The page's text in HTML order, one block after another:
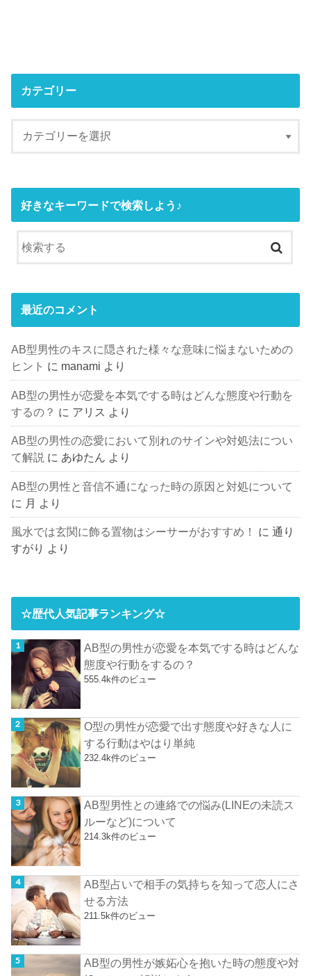
カテゴリー
好きなキーワードで検索しよう♪
最近のコメント
AB型男性のキスに隠された様々な意味に悩まないための
ヒント に manami より
AB型の男性が恋愛を本気でする時はどんな態度や行動を
するの？ に アリス より
AB型の男性の恋愛において別れのサインや対処法につい
て解説 に あゆたん より
AB型の男性と音信不通になった時の原因と対処について
に 月 より
風水では玄関に飾る置物はシーサーがおすすめ！ に通り
すがり より
☆歴代人気記事ランキング☆
AB型の男性が恋愛を本気でする時はどんな
態度や行動をするの？
555.4k件のビュー
O型の男性が恋愛で出す態度や好きな人に
する行動はやはり単純
232.4k件のビュー
AB型男性との連絡での悩み(LINEの未読ス
ルーなど)について
214.3k件のビュー
AB型占いで相手の気持ちを知って恋人にさ
せる方法
211.5k件のビュー
AB型の男性が嫉妬心を抱いた時の態度や対